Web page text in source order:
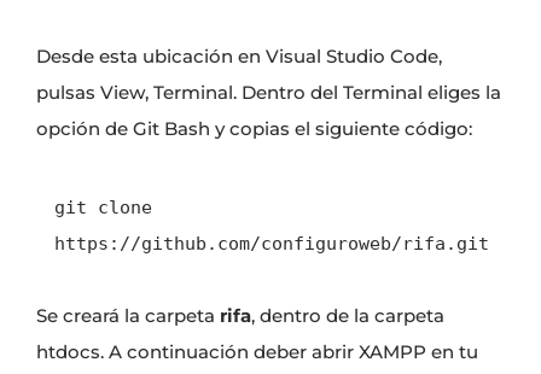
Desde esta ubicación en Visual Studio Code,
pulsas View, Terminal. Dentro del Terminal eliges la
opción de Git Bash y copias el siguiente código:
git clone
https://github.com/configuroweb/rifa.git
Se creará la carpeta rifa, dentro de la carpeta
htdocs. A continuación deber abrir XAMPP en tu